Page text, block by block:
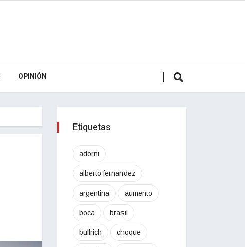
OPINIÓN
Etiquetas
adorni
alberto fernandez
argentina aumento
boca brasil
bullrich choque